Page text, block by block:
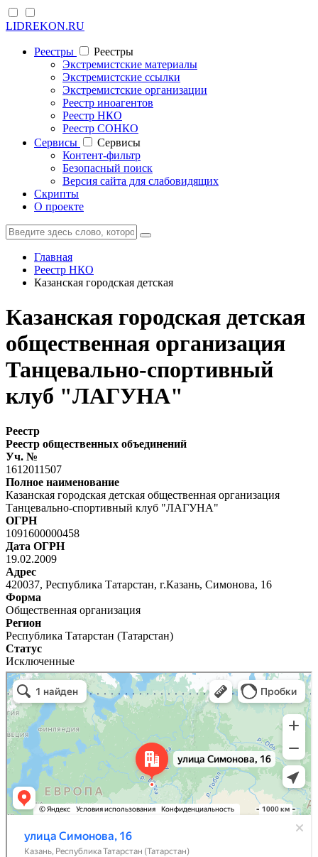
LIDREKON.RU
Реестры
Реестры
Экстремистские материалы
Экстремистские ссылки
Экстремистские организации
Реестр иноагентов
Реестр НКО
Реестр СОНКО
Cервисы
Cервисы
Контент-фильтр
Безопасный поиск
Версия сайта для слабовидящих
Скрипты
О проекте
Главная
Реестр НКО
Казанская городская детская
Казанская городская детская
общественная организация
Танцевально-спортивный
клуб "ЛАГУНА"
Реестр
Реестр общественных объединений
Уч. №
1612011507
Полное наименование
Казанская городская детская общественная организация
Танцевально-спортивный клуб "ЛАГУНА"
ОГРН
1091600000458
Дата ОГРН
19.02.2009
Адрес
420037, Республика Татарстан, г.Казань, Симонова, 16
Форма
Общественная организация
Регион
Республика Татарстан (Татарстан)
Статус
Исключенные